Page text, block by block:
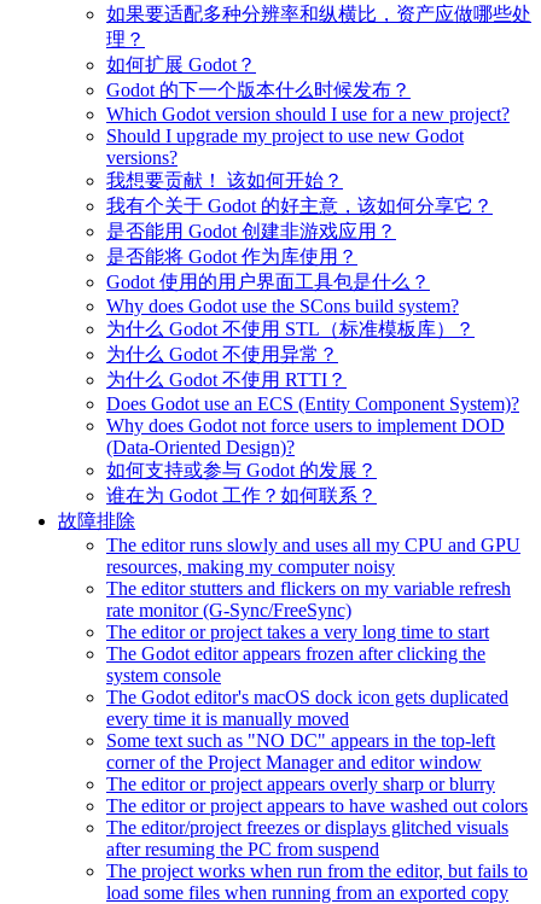
如果要适配多种分辨率和纵横比，资产应做哪些处
理？
如何扩展 Godot？
Godot 的下一个版本什么时候发布？
Which Godot version should I use for a new project?
Should I upgrade my project to use new Godot
versions?
我想要贡献！ 该如何开始？
我有个关于 Godot 的好主意，该如何分享它？
是否能用 Godot 创建非游戏应用？
是否能将 Godot 作为库使用？
Godot 使用的用户界面工具包是什么？
Why does Godot use the SCons build system?
为什么 Godot 不使用 STL（标准模板库）？
为什么 Godot 不使用异常？
为什么 Godot 不使用 RTTI？
Does Godot use an ECS (Entity Component System)?
Why does Godot not force users to implement DOD
(Data-Oriented Design)?
如何支持或参与 Godot 的发展？
谁在为 Godot 工作？如何联系？
故障排除
The editor runs slowly and uses all my CPU and GPU
resources, making my computer noisy
The editor stutters and flickers on my variable refresh
rate monitor (G-Sync/FreeSync)
The editor or project takes a very long time to start
The Godot editor appears frozen after clicking the
system console
The Godot editor's macOS dock icon gets duplicated
every time it is manually moved
Some text such as "NO DC" appears in the top-left
corner of the Project Manager and editor window
The editor or project appears overly sharp or blurry
The editor or project appears to have washed out colors
The editor/project freezes or displays glitched visuals
after resuming the PC from suspend
The project works when run from the editor, but fails to
load some files when running from an exported copy